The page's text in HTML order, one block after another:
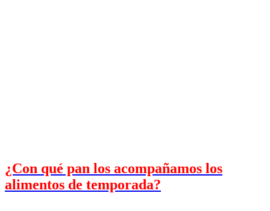
¿Con qué pan los acompañamos los
alimentos de temporada?